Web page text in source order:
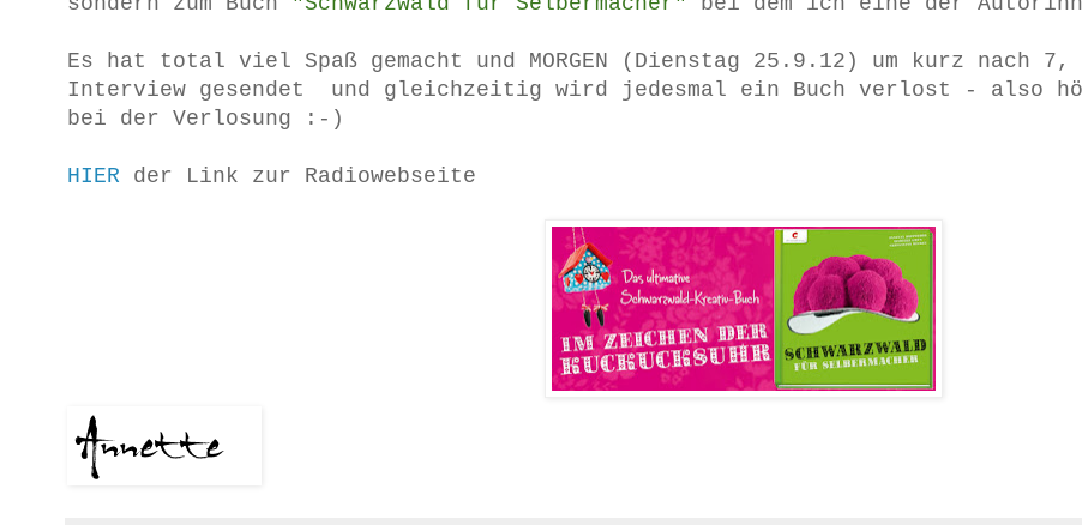
Es hat total viel Spaß gemacht und MORGEN (Dienstag 25.9.12) um kurz nach
Interview gesendet und gleichzeitig wird jedesmal ein Buch verlost - also
bei der Verlosung :-)
HIER der Link zur Radiowebseite